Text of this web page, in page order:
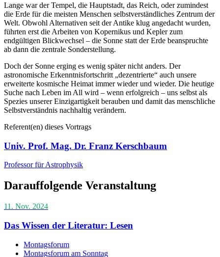
Lange war der Tempel, die Hauptstadt, das Reich, oder zumindest
die Erde für die meisten Menschen selbstverständliches Zentrum der
Welt. Obwohl Alternativen seit der Antike klug angedacht wurden,
führten erst die Arbeiten von Kopernikus und Kepler zum
endgültigen Blickwechsel – die Sonne statt der Erde beanspruchte
ab dann die zentrale Sonderstellung.
Doch der Sonne erging es wenig später nicht anders. Der
astronomische Erkenntnisfortschritt „dezentrierte“ auch unsere
erweiterte kosmische Heimat immer wieder und wieder. Die heutige
Suche nach Leben im All wird – wenn erfolgreich – uns selbst als
Spezies unserer Einzigartigkeit berauben und damit das menschliche
Selbstverständnis nachhaltig verändern.
Referent(en) dieses Vortrags
Univ. Prof. Mag. Dr. Franz Kerschbaum
Professor für Astrophysik
Darauffolgende Veranstaltung
11. Nov. 2024
Das Wissen der Literatur: Lesen
Montagsforum
Montagsforum am Sonntag